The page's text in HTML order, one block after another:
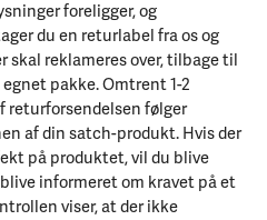
foreligger, og
du en returlabel fra os og
skal reklameres over, tilbage til
pakke. Omtrent 1-2
returforsendelsen følger
af din satch-produkt. Hvis der
på produktet, vil du blive
informeret om kravet på et
viser, at der ikke